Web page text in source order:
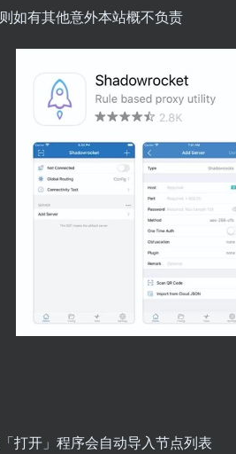
如有其他意外本站概不负责
打开」程序会自动导入节点列表